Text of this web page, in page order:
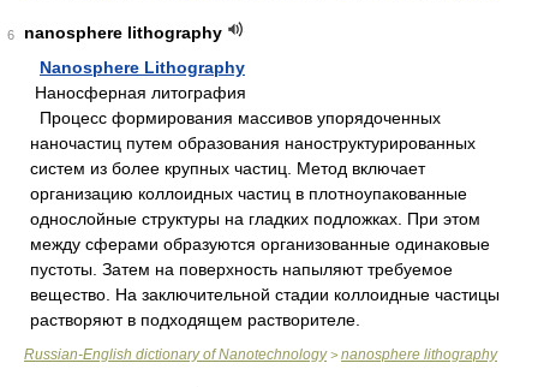
6
nanosphere lithography
Nanosphere Lithography
Наносферная литография
Процесс формирования массивов упорядоченных
наночастиц путем образования наноструктурированных
систем из более крупных частиц. Метод включает
организацию коллоидных частиц в плотноупакованные
однослойные структуры на гладких подложках. При этом
между сферами образуются организованные одинаковые
пустоты. Затем на поверхность напыляют требуемое
вещество. На заключительной стадии коллоидные частицы
растворяют в подходящем растворителе.
Russian-English dictionary of Nanotechnology> nanosphere lithography